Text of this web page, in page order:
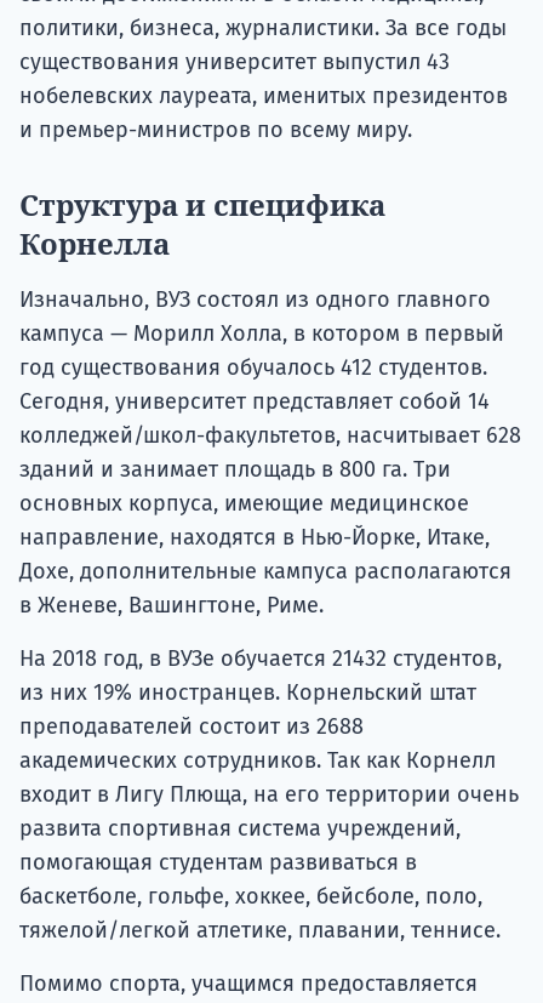
политики, бизнеса, журналистики. За все годы
существования университет выпустил 43
нобелевских лауреата, именитых президентов
и премьер-министров по всему миру.
Структура и специфика
Корнелла
Изначально, ВУЗ состоял из одного главного
кампуса — Морилл Холла, в котором в первый
год существования обучалось 412 студентов.
Сегодня, университет представляет собой 14
колледжей/школ-факультетов, насчитывает 628
зданий и занимает площадь в 800 га. Три
основных корпуса, имеющие медицинское
направление, находятся в Нью-Йорке, Итаке,
Дохе, дополнительные кампуса располагаются
в Женеве, Вашингтоне, Риме.
На 2018 год, в ВУЗе обучается 21432 студентов,
из них 19% иностранцев. Корнельский штат
преподавателей состоит из 2688
академических сотрудников. Так как Корнелл
входит в Лигу Плюща, на его территории очень
развита спортивная система учреждений,
помогающая студентам развиваться в
баскетболе, гольфе, хоккее, бейсболе, поло,
тяжелой/легкой атлетике, плавании, теннисе.
Помимо спорта, учащимся предоставляется